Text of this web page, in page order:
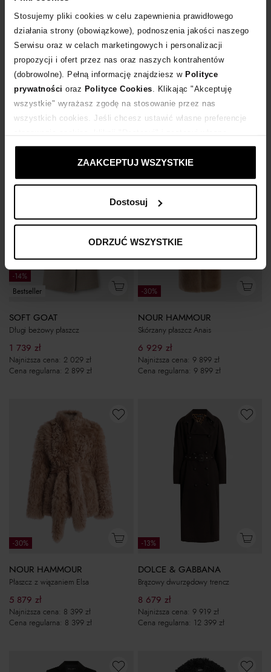
Stosujemy pliki cookies w celu zapewnienia prawidłowego
działania strony (obowiązkowe), podnoszenia jakości naszego
Serwisu oraz w celach marketingowych i personalizacji
propozycji i ofert przez nas oraz naszych kontrahentów
(dobrowolne). Pełną informację znajdziesz w Polityce
prywatności oraz Polityce Cookies . Klikając "Akceptuję
wszystkie" wyrażasz zgodę na stosowanie przez nas
wszystkich cookies. Jeśli chcesz ustawić własne preferencje
ustawienia prywatności.
ZAAKCEPTUJ WSZYSTKIE
Dostosuj
ODRZUĆ WSZYSTKIE
-14%
SOFT GOAT
Czarny jednorzędowy płaszcz
1 979zł
Najniższa cena:2 309zł
Cena regularna:3 299zł
SOFT GOAT
1 919zł
Najniższa cena:2 239zł
Cena regularna:3 199zł
-14%
Bestseller
SOFT GOAT
Długi beżowy płaszcz
1 739 zł
Najniższa cena: 2 029 zł
Cena regularna: 2 899 zł
-30%
NOUR HAMMOUR
Skórzany płaszcz Anais
6 929 zł
Najniższa cena: 9 899 zł
Cena regularna: 9 899 zł
-30%
NOUR HAMMOUR
Płaszcz z wiązaniem Elsa
5 879 zł
Najniższa cena: 8 399 zł
Cena regularna: 8 399 zł
-13%
DOLCE & GABBANA
Brązowy dwurzędowy trencz
8 679 zł
Najniższa cena: 9 919 zł
Cena regularna: 12 399 zł